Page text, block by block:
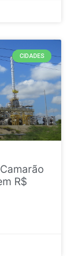
CIDADES
R$